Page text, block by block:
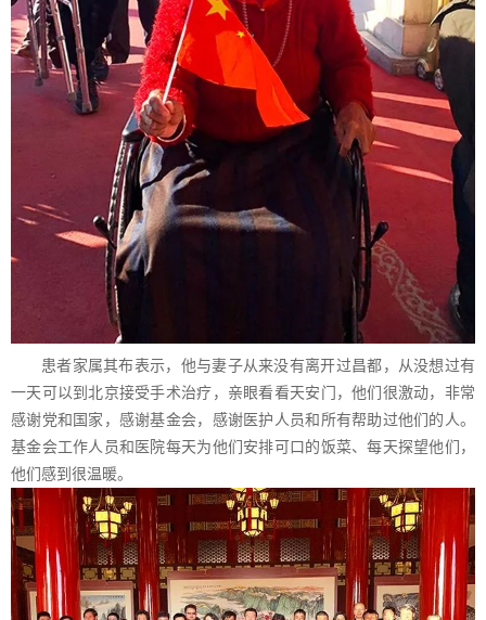
患者家属其布表示，他与妻子从来没有离开过昌都，从没想过有
一天可以到北京接受手术治疗，亲眼看看天安门，他们很激动，非常
感谢党和国家，感谢基金会，感谢医护人员和所有帮助过他们的人。
基金会工作人员和医院每天为他们安排可口的饭菜、每天探望他们，
他们感到很温暖。